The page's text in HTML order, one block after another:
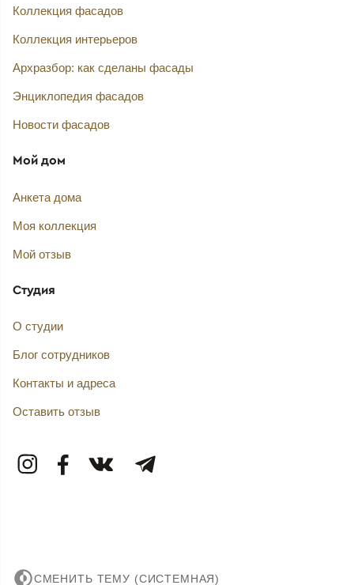
Коллекция фасадов
Коллекция интерьеров
Архразбор: как сделаны фасады
Энциклопедия фасадов
Новости фасадов
Мой дом
Анкета дома
Моя коллекция
Мой отзыв
Студия
О студии
Блог сотрудников
Контакты и адреса
Оставить отзыв
СМЕНИТЬ ТЕМУ (СИСТЕМНАЯ)